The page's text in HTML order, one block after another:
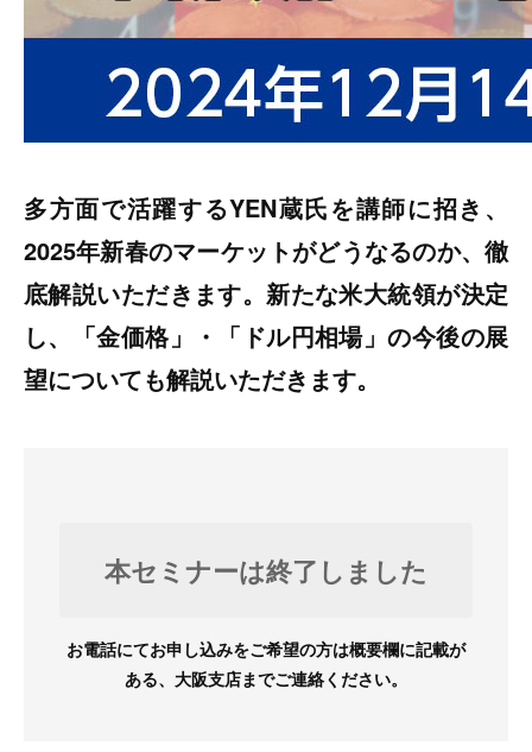
多方面で活躍するYEN蔵氏を講師に招き、
2025年新春のマーケットがどうなるのか、徹
底解説いただきます。新たな米大統領が決定
し、「金価格」・「ドル円相場」の今後の展
望についても解説いただきます。
本セミナーは終了しました
お電話にてお申し込みをご希望の方は概要欄に記載が
ある、大阪支店までご連絡ください。